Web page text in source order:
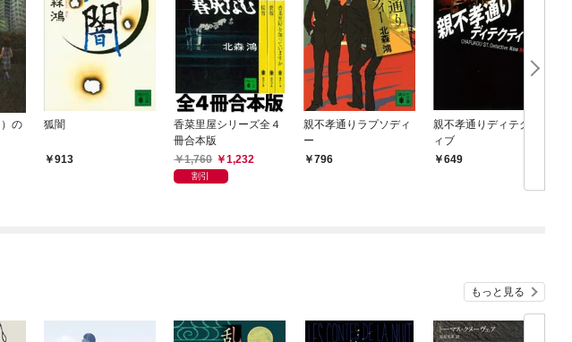
の
狐闇
913
香菜里屋シリーズ全４
冊合本版
1,760
1,232
割引
親不孝通りラプソディ
ー
796
親不孝通りディテクテ
ィブ
649
もっと見る